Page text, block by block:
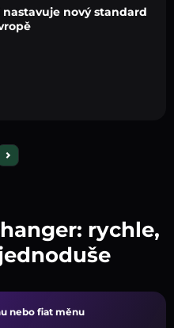
nový standard
rychle,
nebo fiat měnu